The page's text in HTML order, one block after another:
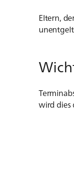
Eltern,
wird dies